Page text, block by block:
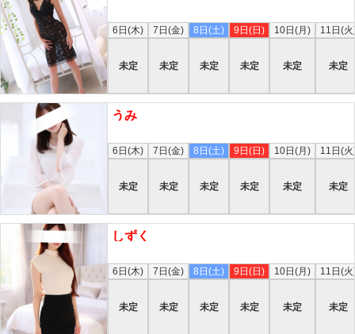
6日(木)
未定
7日(金)
未定
8日(土)
未定
9日(日)
未定
10日(月)
未定
11日(
未定
うみ
6日(木)
未定
7日(金)
未定
8日(土)
未定
9日(日)
未定
10日(月)
未定
11日(
未定
しずく
6日(木)
未定
7日(金)
未定
8日(土)
未定
9日(日)
未定
10日(月)
未定
11日(
未定